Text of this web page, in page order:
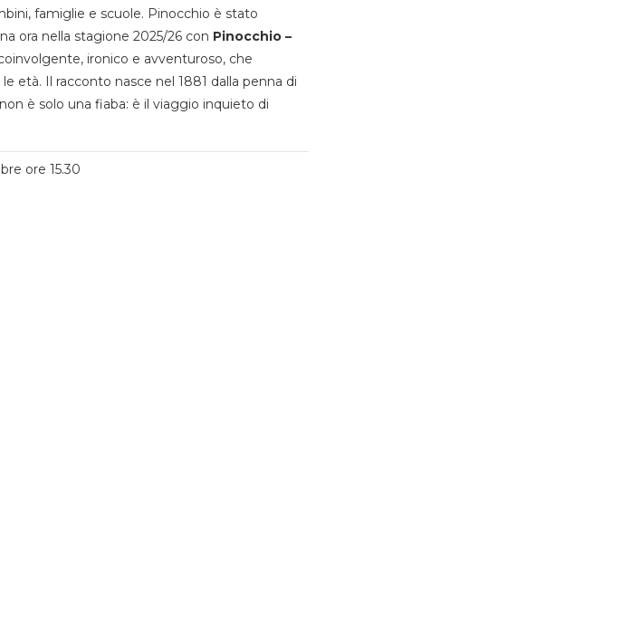
famiglie e scuole. Pinocchio è stato
ora nella stagione 2025/26 con Pinocchio –
ironico e avventuroso, che
età. Il racconto nasce nel 1881 dalla penna di
è solo una fiaba: è il viaggio inquieto di
ore 15.30